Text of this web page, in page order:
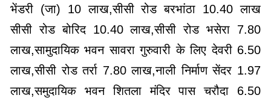
भेंडरी (जा) 10 लाख,सीसी रोड बरभांठा 10.40 लाख
सीसी रोड बोरिद 10.40 लाख,सीसी रोड भसेरा 7.80
लाख,सामुदायिक भवन सावरा गुरुवारी के लिए देवरी 6.50
लाख,सीसी रोड तर्रा 7.80 लाख,नाली निर्माण सेंदर 1.97
लाख,समुदायिक भवन शितला मंदिर पास चरौदा 6.50